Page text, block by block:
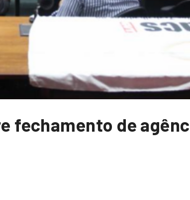
fechamento de